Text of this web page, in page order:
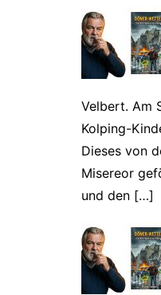
Velbert. Am
Kolping-
Dieses von
Misereor
und den […]